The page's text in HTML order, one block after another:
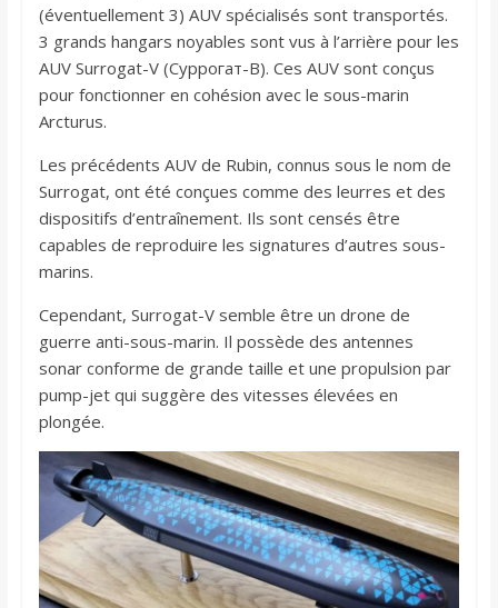
(éventuellement 3) AUV spécialisés sont transportés.
3 grands hangars noyables sont vus à l’arrière pour les
AUV Surrogat-V (Суррогат-В). Ces AUV sont conçus
pour fonctionner en cohésion avec le sous-marin
Arcturus.
Les précédents AUV de Rubin, connus sous le nom de
Surrogat, ont été conçues comme des leurres et des
dispositifs d’entraînement. Ils sont censés être
capables de reproduire les signatures d’autres sous-
marins.
Cependant, Surrogat-V semble être un drone de
guerre anti-sous-marin. Il possède des antennes
sonar conforme de grande taille et une propulsion par
pump-jet qui suggère des vitesses élevées en
plongée.